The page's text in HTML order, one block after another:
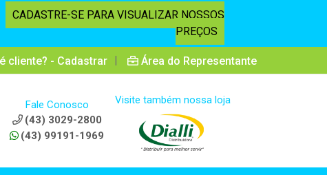
CADASTRE-SE PARA VISUALIZAR NOSSOS
PREÇOS
cliente? - Cadastrar | Área do Representante
Fale Conosco
(43) 3029-2800
(43) 99191-1969
Visite também nossa loja